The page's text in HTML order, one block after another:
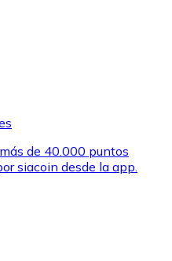
de 40.000 puntos
siacoin desde la app.